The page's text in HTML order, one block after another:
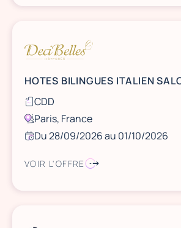
CDD
Paris, France
Du 28/09/2026 au 01/10/2026
VOIR L'OFFRE